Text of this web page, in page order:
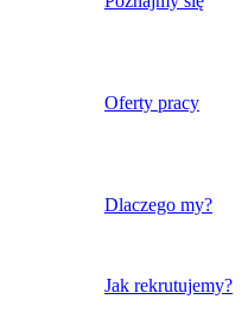
Oferty pracy
Dlaczego my?
Jak rekrutujemy?